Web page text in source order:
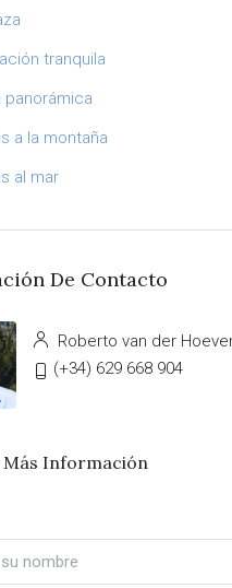
tranquila
panorámica
a la montaña
al mar
De Contacto
Roberto van der
(+34) 629 668 904
Información